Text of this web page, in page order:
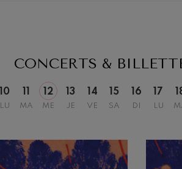
CONCERTS &
10
LU MA
12
ME
13
JE
14
VE
15
SA
16
DI
17
LU
nº4
esclavos felices. Ouverture